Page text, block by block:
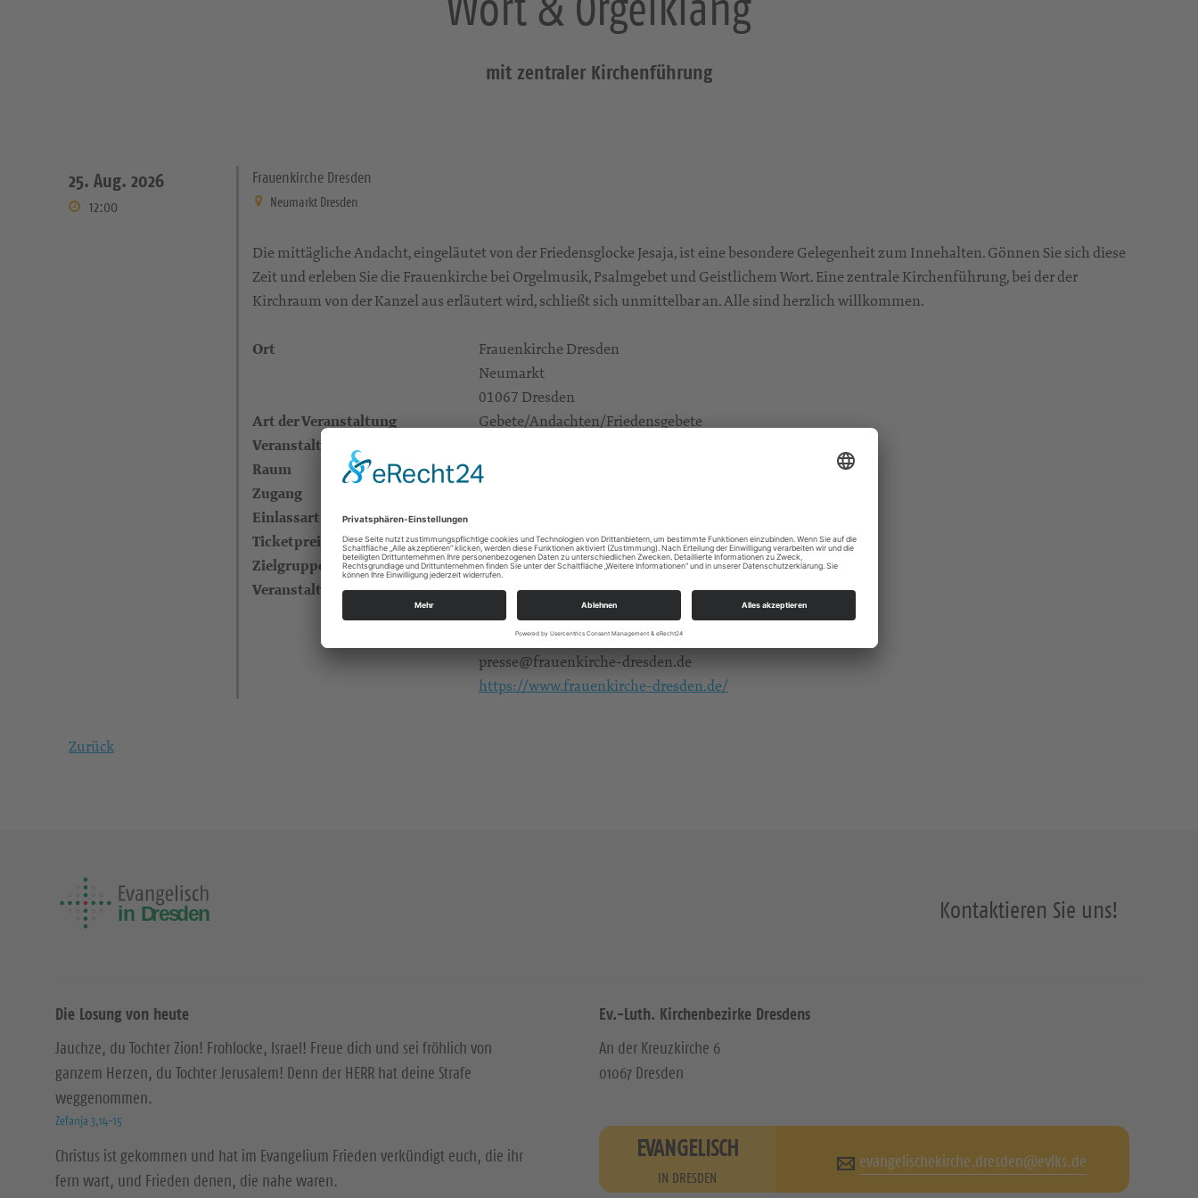
mit zentraler Kirchenführung
25. Aug. 2026
12:00
Frauenkirche Dresden
Neumarkt Dresden
Die mittägliche Andacht, eingeläutet von der Friedensglocke Jesaja, ist eine besondere Gelegenheit zum Innehalten. Gönnen Sie sich diese
Zeit und erleben Sie die Frauenkirche bei Orgelmusik, Psalmgebet und Geistlichem Wort. Eine zentrale Kirchenführung, bei der der
Kirchraum von der Kanzel aus erläutert wird, schließt sich unmittelbar an. Alle sind herzlich willkommen.
Ort
Frauenkirche Dresden
Neumarkt
01067 Dresden
Art der Veranstaltung Gebete/Andachten/Friedensgebete
Veranstaltungsreihe
Raum
Hauptraum
Zugang
Einlassart
Ticketpreise
Zielgruppe
Alle
Veranstalter Stiftung Frauenkirche Dresden
Georg-Treu-Platz 3
01067 Dresden
presse@frauenkirche-dresden.de
https://www.frauenkirche-dresden.de/
Zurück
Kontaktieren Sie uns!
Die Losung von heute
Jauchze, du Tochter Zion! Frohlocke, Israel! Freue dich und sei fröhlich von
ganzem Herzen, du Tochter Jerusalem! Denn der HERR hat deine Strafe
weggenommen.
Zefanja 3,14-15
Christus ist gekommen und hat im Evangelium Frieden verkündigt euch, die ihr
fern wart, und Frieden denen, die nahe waren.
Ev.-Luth. Kirchenbezirke Dresdens
An der Kreuzkirche 6
01067 Dresden
EVANGELISCH
IN DRESDEN
evangelischekirche.dresden@evlks.de